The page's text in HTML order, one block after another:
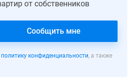
от собственников
Сообщить мне
конфиденциальности, а также